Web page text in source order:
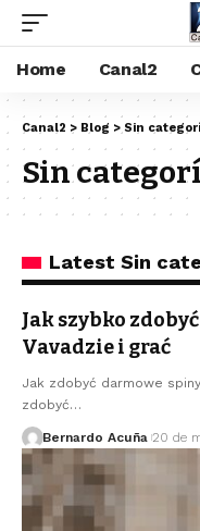
Home Canal2
Canal2 > Blog > Sin
Sin
Latest Sin
Jak szybko
Vavadzie i grać
Jak zdobyć darmowe
zdobyć…
Bernardo Acuña 20 de